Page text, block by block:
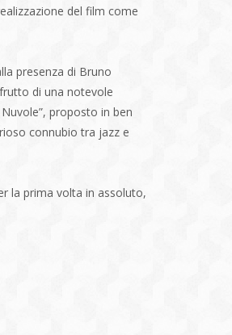
del film come
presenza di Bruno
di una notevole
proposto in ben
connubio tra jazz e
la prima volta in assoluto,